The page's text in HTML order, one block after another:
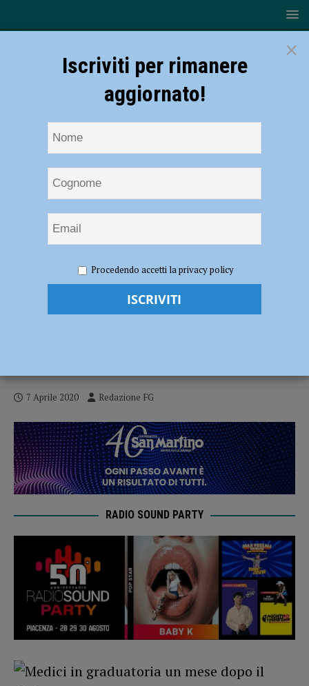
coronavirus, l’Emilia Romagna arruola medici e infermieri da tutto il
Emergenza coronavirus, l’Emilia Romagna
7 Aprile 2020 Redazione FG
RADIO SOUND PARTY
×
Iscriviti per rimanere
aggiornato!
Procedendo accetti la privacy policy